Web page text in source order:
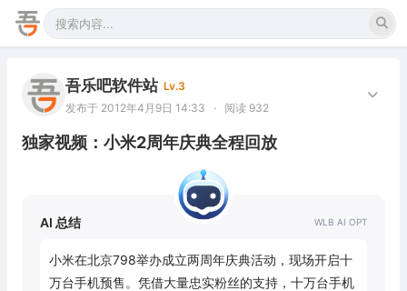
吾乐吧软件站 Lv.3
发布于 2012年4月9日 14:33
· 阅读 932
独家视频：小米2周年庆典全程回放
AI 总结
小米在北京798举办成立两周年庆典活动，现场开启十
万台手机预售。凭借大量忠实粉丝的支持，十万台手机